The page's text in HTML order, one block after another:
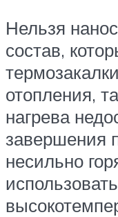
Нельзя
состав,
отопления,
нагрева
завершения
несильно